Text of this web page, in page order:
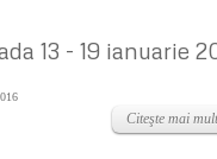
13 - 19 ianuarie
Citeşte mai